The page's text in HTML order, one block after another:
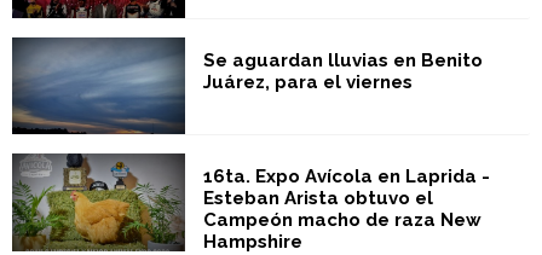
Se aguardan lluvias en Benito
Juárez, para el viernes
16ta. Expo Avícola en Laprida -
Esteban Arista obtuvo el
Campeón macho de raza New
Hampshire